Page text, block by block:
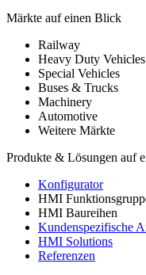
Märkte auf einen Blick
Railway
Heavy Duty Vehicles
Special Vehicles
Buses & Trucks
Machinery
Automotive
Weitere Märkte
Produkte & Lösungen auf
Konfigurator
HMI
HMI Baureihen
Kundenspezifische
HMI Solutions
Referenzen